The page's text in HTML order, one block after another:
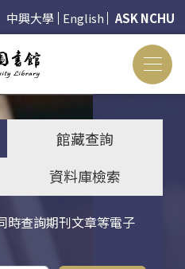
中興大學 English ASK NCHU
館藏查詢
資料庫檢索
時查詢期刊文章等電子